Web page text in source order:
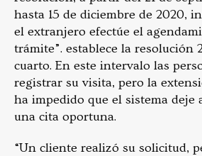
hasta 15 de diciembre de 2020,
el extranjero efectúe el
trámite”. establece la resolución
cuarto. En este intervalo las
registrar su visita, pero la
ha impedido que el sistema deje
una cita oportuna.
“Un cliente realizó su solicitud,